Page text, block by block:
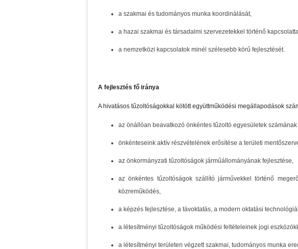
a szakmai és tudományos munka koordinálását,
a hazai szakmai és társadalmi szervezetekkel történő
a nemzetközi kapcsolatok minél szélesebb körű fejlesztését.
A fejlesztés fő iránya
A hivatásos tűzoltóságokkal kötött együttműködési megállapodások
az önállóan beavatkozó önkéntes tűzoltó egyesületek
önkénteseink aktív részvételének erősítése a területi
az önkormányzati tűzoltóságok járműállományának fejlesztése,
az önkéntes tűzoltóságok szállító járművekkel történő
közreműködés,
a képzés fejlesztése, a távoktatás, a modern oktatási
a létesítményi tűzoltóságok működési feltételeinek jogi
a létesítményi területen végzett szakmai, tudományos munka